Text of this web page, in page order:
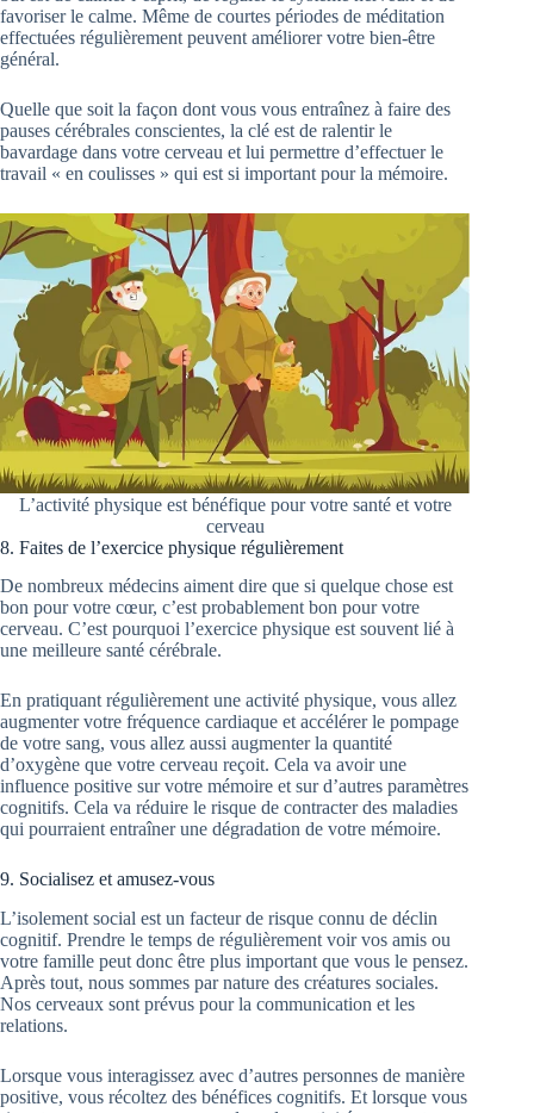
favoriser le calme. Même de courtes périodes de méditation
effectuées régulièrement peuvent améliorer votre bien-être
général.
Quelle que soit la façon dont vous vous entraînez à faire des
pauses cérébrales conscientes, la clé est de ralentir le
bavardage dans votre cerveau et lui permettre d’effectuer le
travail « en coulisses » qui est si important pour la mémoire.
L’activité physique est bénéfique pour votre santé et votre
cerveau
8. Faites de l’exercice physique régulièrement
De nombreux médecins aiment dire que si quelque chose est
bon pour votre cœur, c’est probablement bon pour votre
cerveau. C’est pourquoi l’exercice physique est souvent lié à
une meilleure santé cérébrale.
En pratiquant régulièrement une activité physique, vous allez
augmenter votre fréquence cardiaque et accélérer le pompage
de votre sang, vous allez aussi augmenter la quantité
d’oxygène que votre cerveau reçoit. Cela va avoir une
influence positive sur votre mémoire et sur d’autres paramètres
cognitifs. Cela va réduire le risque de contracter des maladies
qui pourraient entraîner une dégradation de votre mémoire.
9. Socialisez et amusez-vous
L’isolement social est un facteur de risque connu de déclin
cognitif. Prendre le temps de régulièrement voir vos amis ou
votre famille peut donc être plus important que vous le pensez.
Après tout, nous sommes par nature des créatures sociales.
Nos cerveaux sont prévus pour la communication et les
relations.
Lorsque vous interagissez avec d’autres personnes de manière
positive, vous récoltez des bénéfices cognitifs. Et lorsque vous